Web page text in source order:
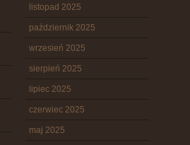
listopad 2025
październik 2025
wrzesień 2025
sierpień 2025
lipiec 2025
czerwiec 2025
maj 2025